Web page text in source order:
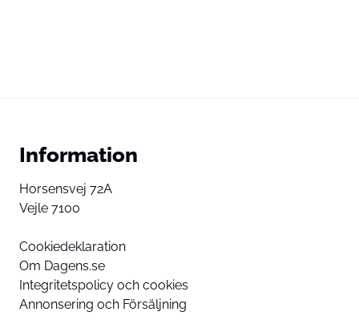
Information
Horsensvej 72A
Vejle 7100
Cookiedeklaration
Om Dagens.se
Integritetspolicy och cookies
Annonsering och Försäljning